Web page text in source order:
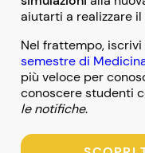
aiutarti a realizzare il
Nel frattempo,
semestre di
più veloce per
conoscere studenti
le notifiche.